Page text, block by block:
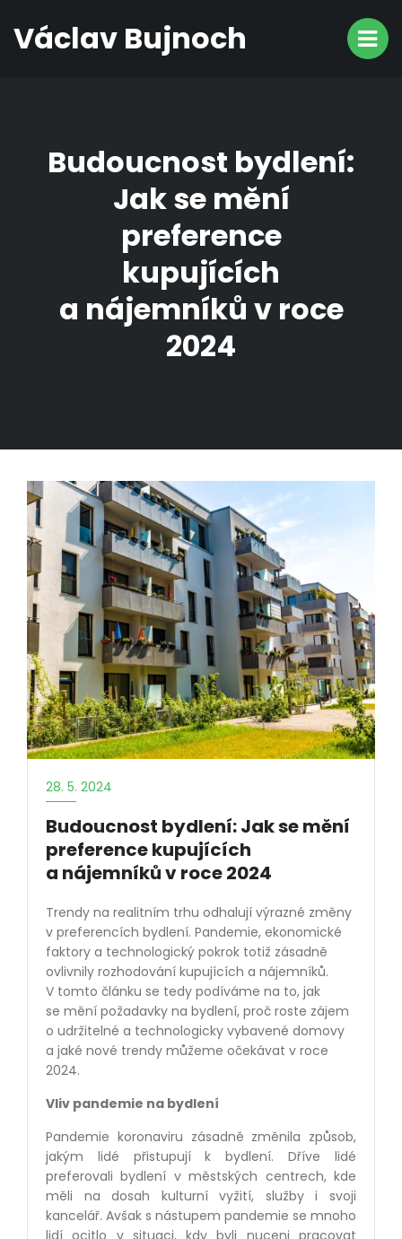
Václav Bujnoch
Budoucnost bydlení:
Jak se mění
preference
kupujících
a nájemníků v roce
2024
28. 5. 2024
Budoucnost bydlení: Jak se mění
preference kupujících
a nájemníků v roce 2024
Trendy na realitním trhu odhalují výrazné změny
v preferencích bydlení. Pandemie, ekonomické
faktory a technologický pokrok totiž zásadně
ovlivnily rozhodování kupujících a nájemníků.
V tomto článku se tedy podíváme na to, jak
se mění požadavky na bydlení, proč roste zájem
o udržitelné a technologicky vybavené domovy
a jaké nové trendy můžeme očekávat v roce
2024.
Vliv pandemie na bydlení
Pandemie koronaviru zásadně změnila způsob,
jakým lidé přistupují k bydlení. Dříve lidé
preferovali bydlení v městských centrech, kde
měli na dosah kulturní vyžití, služby i svoji
kancelář. Avšak s nástupem pandemie se mnoho